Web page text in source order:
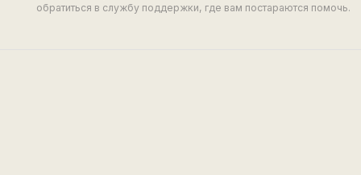
обратиться в службу поддержки, где вам постараются помочь.